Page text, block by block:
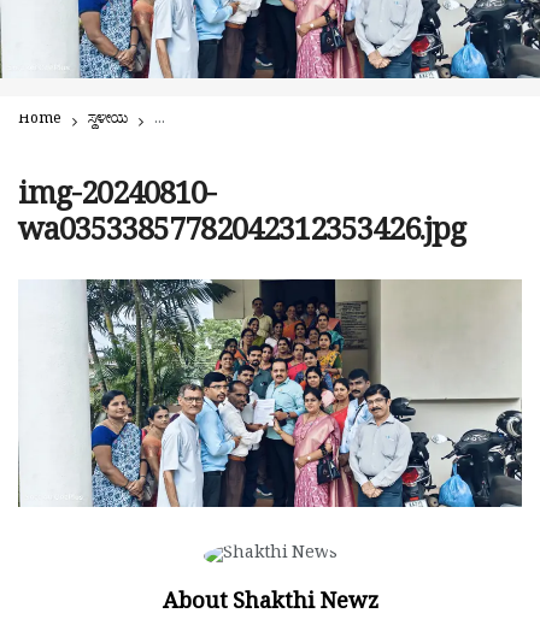
Home ಸ್ಥಳೀಯ ಪ್ರಾಥಮಿಕ ಶಾಲಾ ಶಿಕ್ಷಕರ ಸಂಘದಿಂದ ಬೃಹತ್ ಬೆಂಗಳೂರು ಚಲೋ! ವಿವಿಧ
img-20240810-
wa03533857782042312353426.jpg
About Shakthi Newz